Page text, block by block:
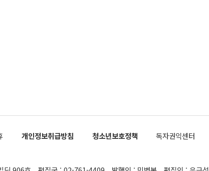
개인정보취급방침 청소년보호정책 독자권익센터